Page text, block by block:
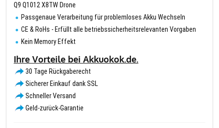
Q9 Q1012 X8TW Drone
Passgenaue Verarbeitung für problemloses Akku Wechseln
CE & RoHs - Erfüllt alle betriebssicherheitsrelevanten Vorgaben
Kein Memory Effekt
Ihre Vorteile bei Akkuokok.de.
30 Tage Rückgaberecht
Sicherer Einkauf dank SSL
Schneller Versand
Geld-zurück-Garantie